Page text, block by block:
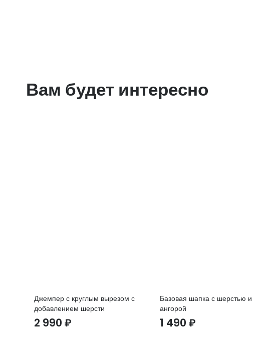
Вам будет интересно
Джемпер с круглым вырезом с
добавлением шерсти
2 990 ₽
Базовая шапка с шерстью и
ангорой
1 490₽